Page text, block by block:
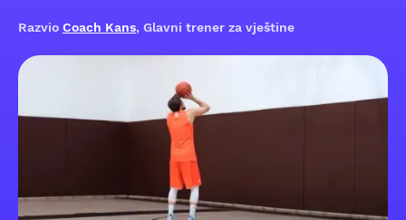
Razvio Coach Kans, Glavni trener za vještine